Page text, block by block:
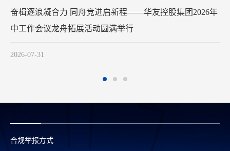
奋楫逐浪凝合力 同舟竞进启新程——华友控股集团2026年
中工作会议龙舟拓展活动圆满举行
2026-07-31
合规举报方式